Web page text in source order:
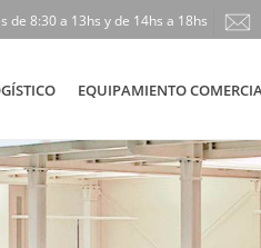
de 8:30 a 13hs y de 14hs a 18hs
EQUIPAMIENTO